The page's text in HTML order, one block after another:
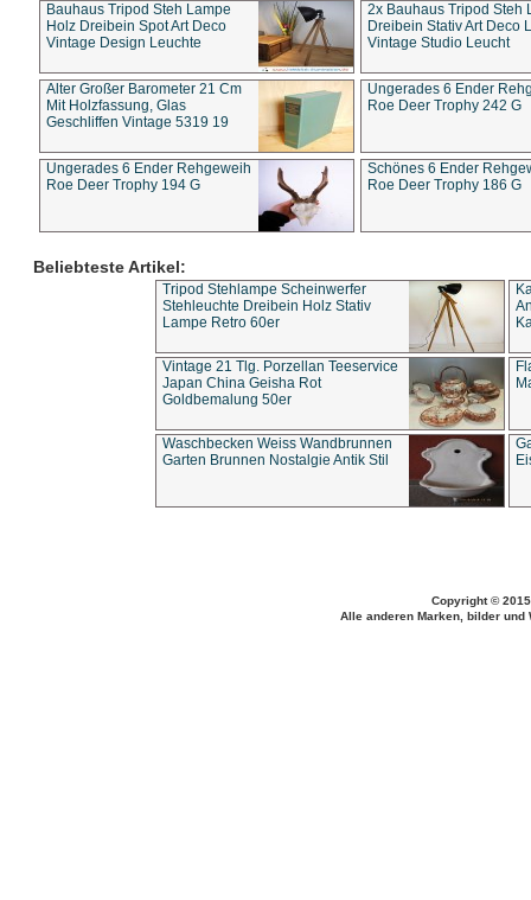
Bauhaus Tripod Steh Lampe
Holz Dreibein Spot Art Deco
Vintage Design Leuchte
2x Bauhaus Tripod Steh
Dreibein Stativ Art Deco
Vintage Studio Leucht
Alter Großer Barometer 21 Cm
Mit Holzfassung, Glas
Geschliffen Vintage 5319 19
Ungerades 6 Ender
Roe Deer Trophy 242 G
Ungerades 6 Ender Rehgeweih
Roe Deer Trophy 194 G
Schönes 6 Ender
Roe Deer Trophy 186 G
Beliebteste Artikel:
Tripod Stehlampe Scheinwerfer
Stehleuchte Dreibein Holz Stativ
Lampe Retro 60er
Vintage 21 Tlg. Porzellan Teeservice
Japan China Geisha Rot
Goldbemalung 50er
Waschbecken Weiss Wandbrunnen
Garten Brunnen Nostalgie Antik Stil
Copyright ©
Alle anderen Marken, bilder und